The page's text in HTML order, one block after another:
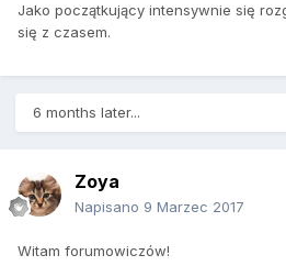
Jako początkujący intensywnie się
się z czasem.
6 months later...
Zoya
Napisano 9 Marzec 2017
Witam forumowiczów!